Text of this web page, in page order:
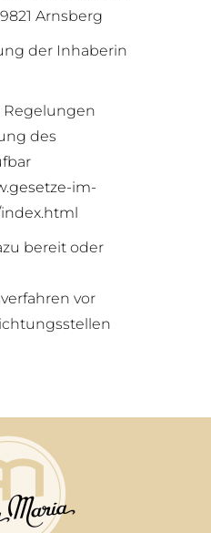
Arnsberg
der Inhaberin
Regelungen
des
im-
bereit oder
vor